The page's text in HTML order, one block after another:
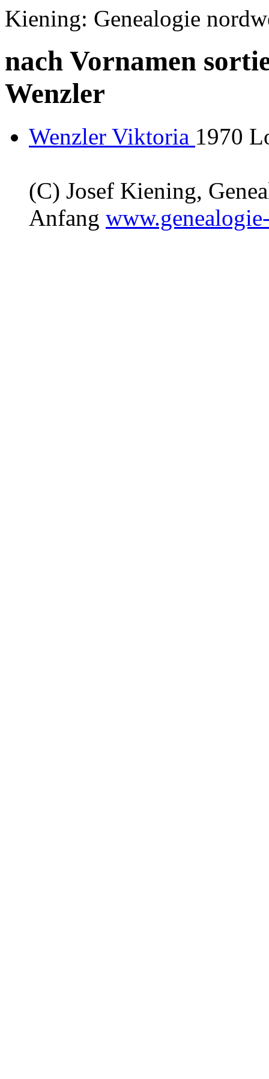
Kiening: Genealogie
nach Vornamen
Wenzler
Wenzler Viktoria 1970
(C) Josef Kiening,
Anfang